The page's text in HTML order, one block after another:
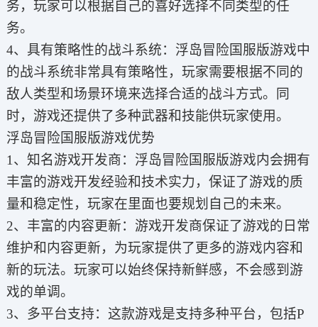
务，玩家可以根据自己的喜好选择不同类型的任
务。
4、具有策略性的战斗系统：浮岛冒险国服版游戏中
的战斗系统非常具有策略性，玩家需要根据不同的
敌人类型和场景环境来选择合适的战斗方式。同
时，游戏还提供了多种武器和技能供玩家使用。
浮岛冒险国服版游戏优势
1、知名游戏开发商：浮岛冒险国服版游戏内会拥有
丰富的游戏开发经验和技术实力，保证了游戏的质
量和稳定性，玩家在里面也要规划自己的未来。
2、丰富的内容更新：游戏开发商保证了游戏的日常
维护和内容更新，为玩家提供了更多的游戏内容和
新的玩法。玩家可以始终保持新鲜感，不会感到游
戏的单调。
3、多平台支持：这款游戏是支持多种平台，包括P